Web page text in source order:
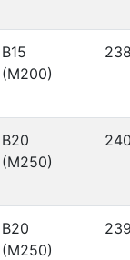
В15
(М200)
В20
(М250)
В20
(М250)